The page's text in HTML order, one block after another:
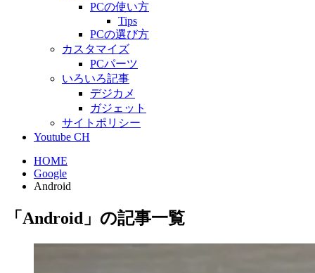
PCの使い方
Tips
PCの選び方
カスタマイズ
PCパーツ
いろいろ記事
デジカメ
ガジェット
サイトポリシー
Youtube CH
HOME
Google
Android
「Android」の記事一覧